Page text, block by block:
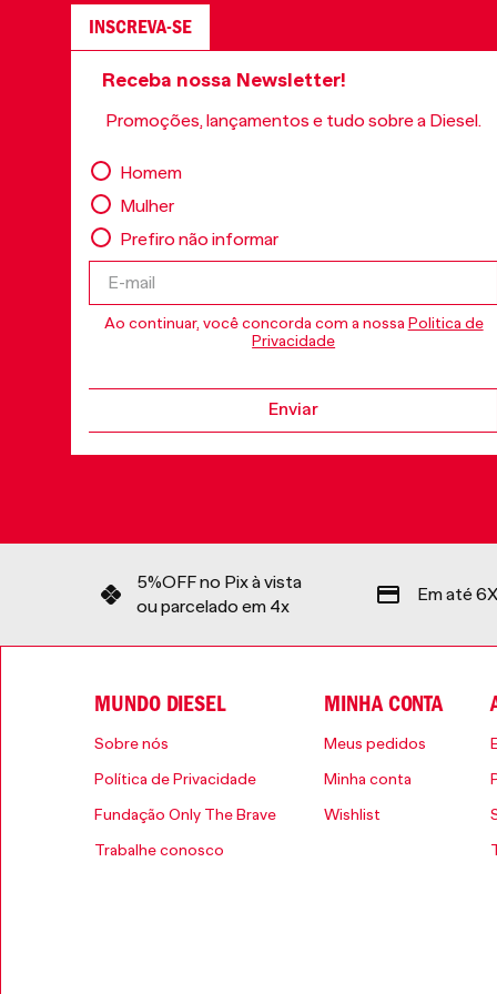
INSCREVA-SE
Receba nossa Newsletter!
Promoções, lançamentos e tudo sobre a Diesel.
Homem
Mulher
Prefiro não informar
Ao continuar, você concorda com a nossa Politica de
Privacidade
Enviar
5%OFF no Pix à vista
ou parcelado em 4x
Em até
MUNDO DIESEL
Sobre nós
Política de Privacidade
Fundação Only The Brave
Trabalhe conosco
MINHA CONTA
Meus pedidos
Minha conta
Wishlist